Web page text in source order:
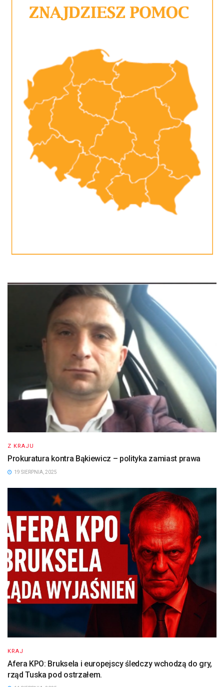
Z KRAJU
Prokuratura kontra Bąkiewicz – polityka zamiast prawa
19 SIERPNIA, 2025
KRAJ
Afera KPO: Bruksela i europejscy śledczy wchodzą do gry,
rząd Tuska pod ostrzałem.